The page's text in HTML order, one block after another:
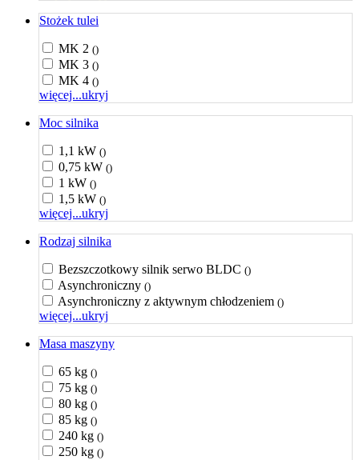
Stożek tulei
MK 2 ()
MK 3 ()
MK 4 ()
więcej...ukryj
Moc silnika
1,1 kW ()
0,75 kW ()
1 kW ()
1,5 kW ()
więcej...ukryj
Rodzaj silnika
Bezszczotkowy silnik serwo BLDC ()
Asynchroniczny ()
Asynchroniczny z aktywnym chłodzeniem ()
więcej...ukryj
Masa maszyny
65 kg ()
75 kg ()
80 kg ()
85 kg ()
240 kg ()
250 kg ()